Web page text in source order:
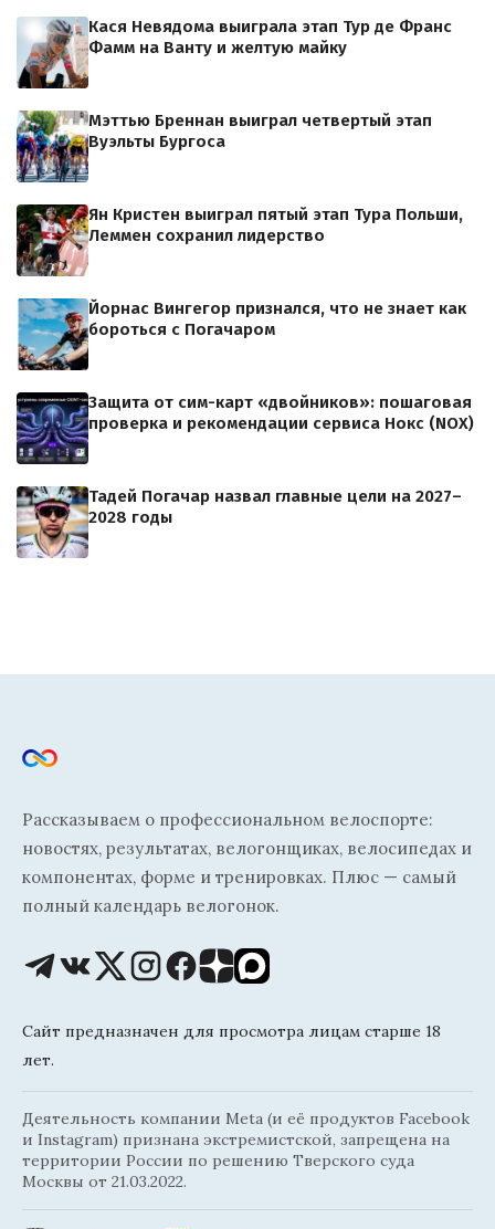
Кася Невядома выиграла этап Тур де Франс
Фамм на Ванту и желтую майку
Мэттью Бреннан выиграл четвертый этап
Вуэльты Бургоса
Ян Кристен выиграл пятый этап Тура Польши,
Леммен сохранил лидерство
Йорнас Вингегор признался, что не знает как
бороться с Погачаром
Защита от сим-карт «двойников»: пошаговая
проверка и рекомендации сервиса Нокс (NOX)
Тадей Погачар назвал главные цели на 2027–
2028 годы
Рассказываем о профессиональном велоспорте:
новостях, результатах, велогонщиках, велосипедах и
компонентах, форме и тренировках. Плюс — самый
полный календарь велогонок.
Сайт предназначен для просмотра лицам старше 18
лет.
Деятельность компании Meta (и её продуктов Facebook
и Instagram) признана экстремистской, запрещена на
территории России по решению Тверского суда
Москвы от 21.03.2022.